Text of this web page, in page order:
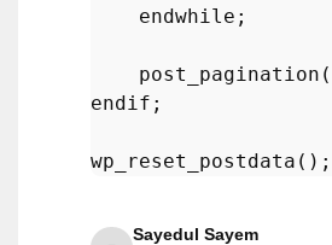
endwhile ;
post_pagination (
endif ;
wp_reset_postdata
Sayedul Sayem